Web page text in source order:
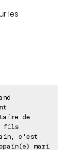
les
de
fils
c'est
mari